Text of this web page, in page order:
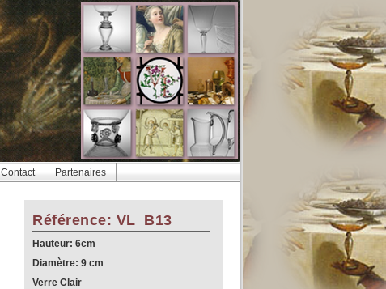
Contact Partenaires
Référence: VL_B13
Hauteur: 6cm
Diamètre: 9 cm
Verre Clair